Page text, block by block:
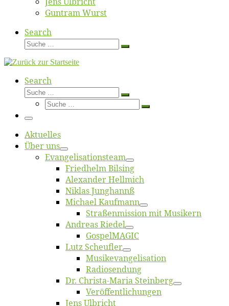
Gun­tram Wurst
Search
Suche
Suche
Search
Suche
Suche
Suche
Suche
Menü
Ak­tu­el­les
Über uns
Evangelisa­tions­team
Fried­helm Bilsing
Alex­an­der Hellmich
Ni­klas Junghannß
Mi­cha­el Kaufmann
Straßenmis­sion mit Musikern
An­dre­as Riedel
Gos­pel­MA­GIC
Lutz Scheuf­ler
Musikevan­ge­li­sa­tion
Ra­dio­sen­dung
Dr. Chris­­ta-Ma­ria Steinberg
Ver­öf­fent­li­chun­gen
Jens Ulb­richt